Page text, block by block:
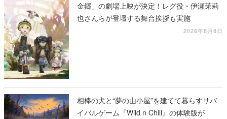
金郷」の劇場上映が決定！レグ役・伊瀬茉莉
也さんらが登壇する舞台挨拶も実施
2026年8月8日
相棒の犬と“夢の山小屋”を建てて暮らすサバ
イバルゲーム『Wild n Chill』の体験版が